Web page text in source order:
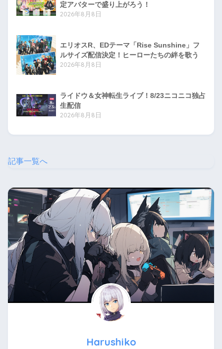
定アバターで盛り上がろう！
2026年8月8日
エリオスR、EDテーマ「Rise Sunshine」フ
ルサイズ配信決定！ヒーローたちの絆を歌う
2026年8月8日
ライドウ＆女神転生ライブ！8/23ニコニコ独占
生配信
2026年8月8日
記事一覧へ
Harushiko